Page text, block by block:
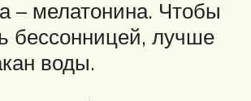
– мелатонина. Чтобы
бессонницей, лучше
воды.